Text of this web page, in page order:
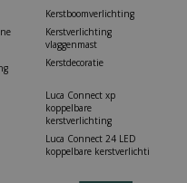
Kerstboomverlichting
Kerstverlichting
vlaggenmast
Kerstdecoratie
Luca Connect xp
koppelbare
kerstverlichting
Luca Connect 24 LED
koppelbare kerstverlichti